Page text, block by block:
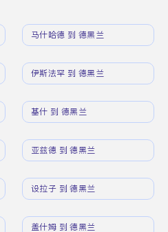
马什哈德 到 德黑兰
伊斯法罕 到 德黑兰
基什 到 德黑兰
亚兹德 到 德黑兰
设拉子 到 德黑兰
盖什姆 到 德黑兰